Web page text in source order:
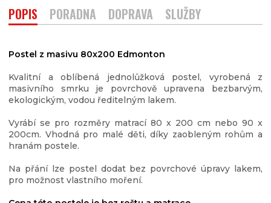
POPIS PORADNA DOPRAVA SLUŽBY
Postel z masivu 80x200 Edmonton
Kvalitní a oblíbená jednolůžková postel, vyrobená z
masivního smrku je povrchově upravena bezbarvým,
ekologickým, vodou ředitelným lakem.
Vyrábí se pro rozměry matrací 80 x 200 cm nebo 90 x
200cm. Vhodná pro malé děti, díky zaobleným rohům a
hranám postele.
Na přání lze postel dodat bez povrchové úpravy lakem,
pro možnost vlastního moření.